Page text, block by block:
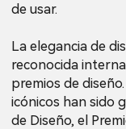
de usar.
La elegancia de
reconocida
premios de
icónicos han sido
de Diseño, el